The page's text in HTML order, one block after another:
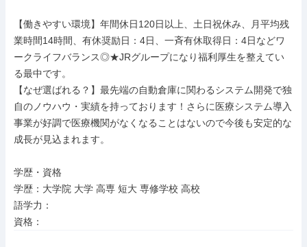
【働きやすい環境】年間休日120日以上、土日祝休み、月平均残
業時間14時間、有休奨励日：4日、一斉有休取得日：4日などワ
ークライフバランス◎★JRグループになり福利厚生を整えてい
る最中です。
【なぜ選ばれる？】最先端の自動倉庫に関わるシステム開発で独
自のノウハウ・実績を持っております！さらに医療システム導入
事業が好調で医療機関がなくなることはないので今後も安定的な
成長が見込まれます。
学歴・資格
学歴：大学院 大学 高専 短大 専修学校 高校
語学力：
資格：